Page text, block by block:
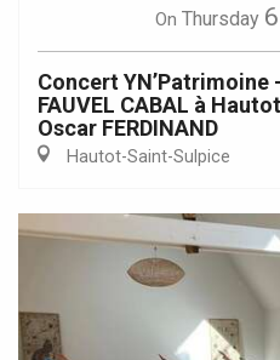
On Thursday 6
Concert
FAUVEL CABAL à
Oscar FERDINAND
Hautot-Saint-Sulpice